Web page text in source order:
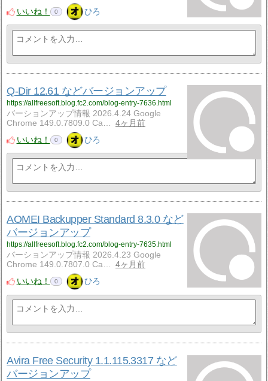
いいね！
0 ひろ
Q-Dir 12.61 などバージョンアップ
https://allfreesoft.blog.fc2.com/blog-entry-7636.html
バーションアップ情報 2026.4.24 Google
Chrome 149.0.7809.0 Ca…
4ヶ月前
いいね！
0 ひろ
AOMEI Backupper Standard 8.3.0 など
バージョンアップ
https://allfreesoft.blog.fc2.com/blog-entry-7635.html
バーションアップ情報 2026.4.23 Google
Chrome 149.0.7807.0 Ca…
4ヶ月前
いいね！
0 ひろ
Avira Free Security 1.1.115.3317 など
バージョンアップ